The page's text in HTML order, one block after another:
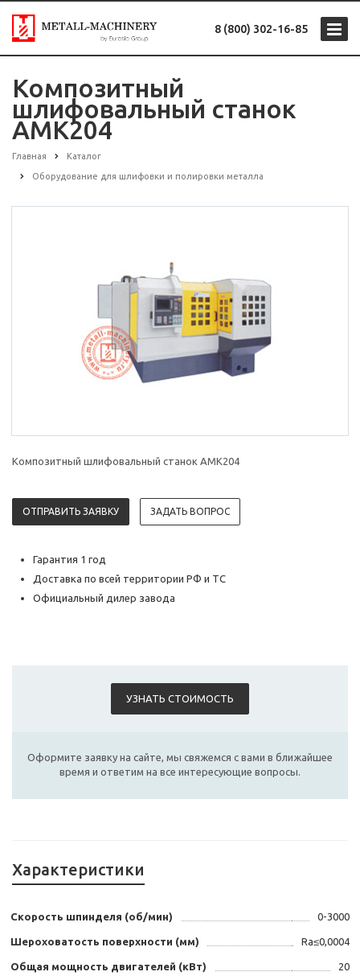
8 (800) 302-16-85
Композитный
шлифовальный станок
AMK204
Главная Каталог
Оборудование для шлифовки и полировки металла
Композитный шлифовальный станок AMK204
ОТПРАВИТЬ ЗАЯВКУ ЗАДАТЬ ВОПРОС
Гарантия 1 год
Доставка по всей территории РФ и ТС
Официальный дилер завода
УЗНАТЬ СТОИМОСТЬ
Оформите заявку на сайте, мы свяжемся с вами в ближайшее
время и ответим на все интересующие вопросы.
Характеристики
Скорость шпинделя (об/мин) 0-3000
Шероховатость поверхности (мм) Ra≤0,0004
Общая мощность двигателей (кВт) 20